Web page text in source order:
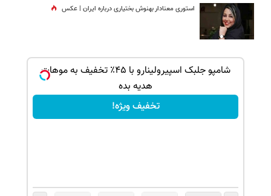
استوری معنادار بهنوش بختیاری درباره ایران | عکس
شامپو جلبک اسپیرولینارو با ۴۵٪ تخفیف به موهات
هدیه بده
تخفیف ویژه!